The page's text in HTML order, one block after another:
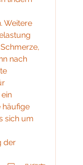
nach
häufige
sich um
der